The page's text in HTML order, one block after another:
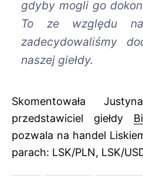
gdyby mogli go
To ze względu
zadecydowaliśmy
naszej giełdy.
Skomentowała
przedstawiciel giełdy
pozwala na handel
parach: LSK/PLN, LSK/